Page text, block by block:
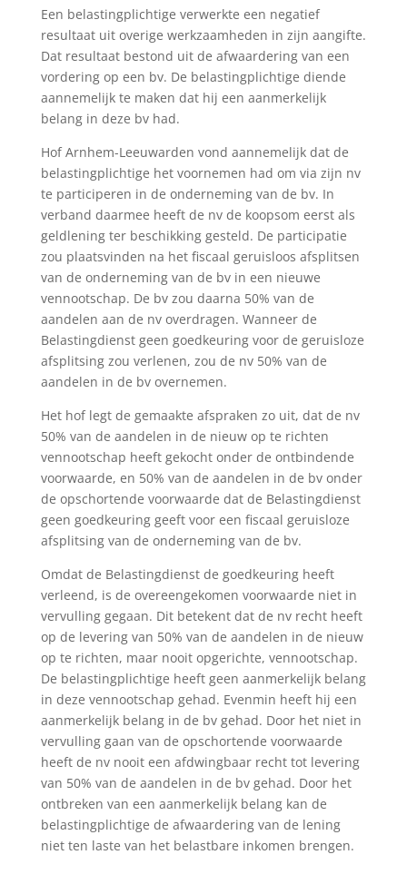
Een belastingplichtige verwerkte een negatief
resultaat uit overige werkzaamheden in zijn aangifte.
Dat resultaat bestond uit de afwaardering van een
vordering op een bv. De belastingplichtige diende
aannemelijk te maken dat hij een aanmerkelijk
belang in deze bv had.
Hof Arnhem-Leeuwarden vond aannemelijk dat de
belastingplichtige het voornemen had om via zijn nv
te participeren in de onderneming van de bv. In
verband daarmee heeft de nv de koopsom eerst als
geldlening ter beschikking gesteld. De participatie
zou plaatsvinden na het fiscaal geruisloos afsplitsen
van de onderneming van de bv in een nieuwe
vennootschap. De bv zou daarna 50% van de
aandelen aan de nv overdragen. Wanneer de
Belastingdienst geen goedkeuring voor de geruisloze
afsplitsing zou verlenen, zou de nv 50% van de
aandelen in de bv overnemen.
Het hof legt de gemaakte afspraken zo uit, dat de nv
50% van de aandelen in de nieuw op te richten
vennootschap heeft gekocht onder de ontbindende
voorwaarde, en 50% van de aandelen in de bv onder
de opschortende voorwaarde dat de Belastingdienst
geen goedkeuring geeft voor een fiscaal geruisloze
afsplitsing van de onderneming van de bv.
Omdat de Belastingdienst de goedkeuring heeft
verleend, is de overeengekomen voorwaarde niet in
vervulling gegaan. Dit betekent dat de nv recht heeft
op de levering van 50% van de aandelen in de nieuw
op te richten, maar nooit opgerichte, vennootschap.
De belastingplichtige heeft geen aanmerkelijk belang
in deze vennootschap gehad. Evenmin heeft hij een
aanmerkelijk belang in de bv gehad. Door het niet in
vervulling gaan van de opschortende voorwaarde
heeft de nv nooit een afdwingbaar recht tot levering
van 50% van de aandelen in de bv gehad. Door het
ontbreken van een aanmerkelijk belang kan de
belastingplichtige de afwaardering van de lening
niet ten laste van het belastbare inkomen brengen.